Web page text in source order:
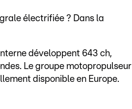
électrifiée ? Dans la
développent 643 ch,
Le groupe motopropulseur
disponible en Europe.